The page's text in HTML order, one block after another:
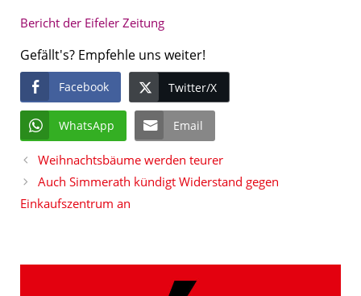
Bericht der Eifeler Zeitung
Gefällt's? Empfehle uns weiter!
Facebook Twitter/X
WhatsApp Email
Weihnachtsbäume werden teurer
Auch Simmerath kündigt Widerstand gegen
Einkaufszentrum an